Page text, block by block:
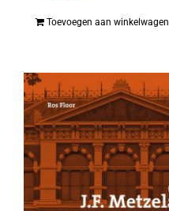
Toevoegen aan winkelwagen